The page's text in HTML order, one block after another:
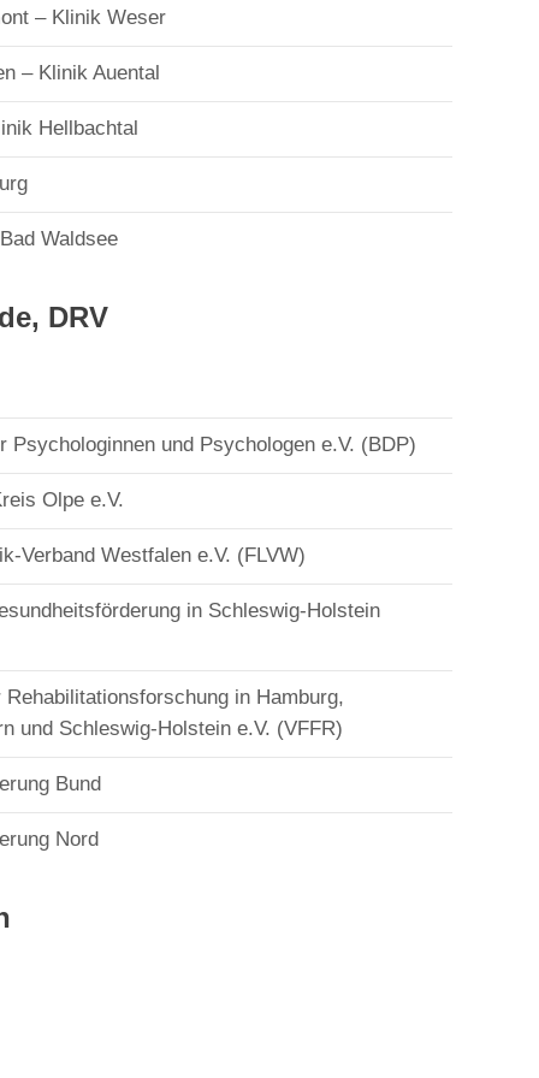
– Klinik Weser
– Klinik Auental
Hellbachtal
Waldsee
DRV
Psychologinnen und Psychologen e.V. (BDP)
Olpe e.V.
Verband Westfalen e.V. (FLVW)
in Schleswig-Holstein
in Hamburg,
und Schleswig-Holstein e.V. (VFFR)
Bund
Nord